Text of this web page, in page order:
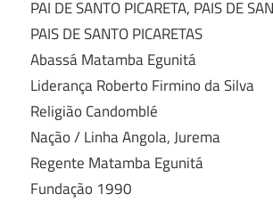
PAI DE SANTO PICARETA, PAIS DE
PAIS DE SANTO PICARETAS
Abassá Matamba Egunitá
Liderança Roberto Firmino da Silva
Religião Candomblé
Nação / Linha Angola, Jurema
Regente Matamba Egunitá
Fundação 1990